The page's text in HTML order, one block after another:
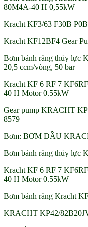
80M4A-40 H 0,55kW
Kracht KF3/63 F30B
Kracht KF12BF4 Gear
Bơm bánh răng thủy lực
20,5 ccm/vòng, 50 bar
Kracht KF 6 RF 7
40 H Motor 0.55kW
Gear pump KRACHT
8579
Bơm: BƠM DẦU
Bơm bánh răng thủy lực
Kracht KF 6 RF 7
40 H Motor 0.55kW
Bơm bánh răng Kracht
KRACHT KP42/